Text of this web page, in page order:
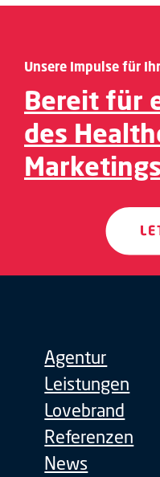
Unsere Impulse für
Bereit für
des
Agentur
Leistungen
Lovebrand
Referenzen
News